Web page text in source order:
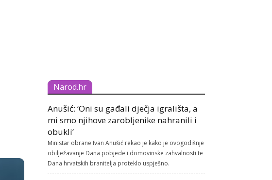
Narod.hr
Anušić: ‘Oni su gađali dječja igrališta, a
mi smo njihove zarobljenike nahranili i
obukli’
Ministar obrane Ivan Anušić rekao je kako je ovogodišnje
obilježavanje Dana pobjede i domovinske zahvalnosti te
Dana hrvatskih branitelja proteklo uspješno.